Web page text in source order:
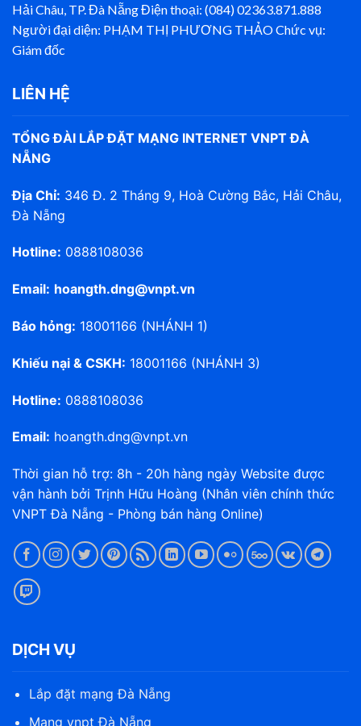
Hải Châu, TP. Đà Nẵng Điện thoại: (084) 02363.871.888
Người đại diện: PHẠM THỊ PHƯƠNG THẢO Chức vụ:
Giám đốc
LIÊN HỆ
TỔNG ĐÀI LẮP ĐẶT MẠNG INTERNET VNPT ĐÀ
NẴNG
Địa Chỉ: 346 Đ. 2 Tháng 9, Hoà Cường Bắc, Hải Châu,
Đà Nẵng
Hotline: 0888108036
Email: hoangth.dng@vnpt.vn
Báo hỏng: 18001166 (NHÁNH 1)
Khiếu nại & CSKH: 18001166 (NHÁNH 3)
Hotline: 0888108036
Email: hoangth.dng@vnpt.vn
Thời gian hỗ trợ: 8h - 20h hàng ngày Website được
vận hành bởi Trịnh Hữu Hoàng (Nhân viên chính thức
VNPT Đà Nẵng - Phòng bán hàng Online)
DỊCH VỤ
Lắp đặt mạng Đà Nẵng
Mạng vnpt Đà Nẵng